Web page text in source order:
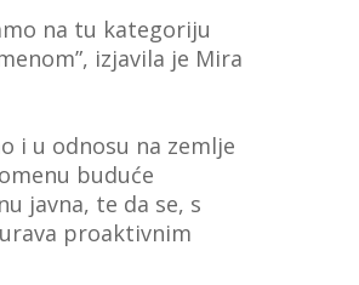
na tu kategoriju
izjavila je Mira
i u odnosu na zemlje
buduće
javna, te da se, s
proaktivnim